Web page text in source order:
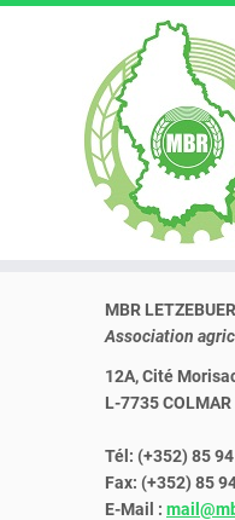
MBR
Association
12A, Cité
L-7735 COLMAR
Tél: (+352) 85
Fax: (+352) 85
E-Mail :